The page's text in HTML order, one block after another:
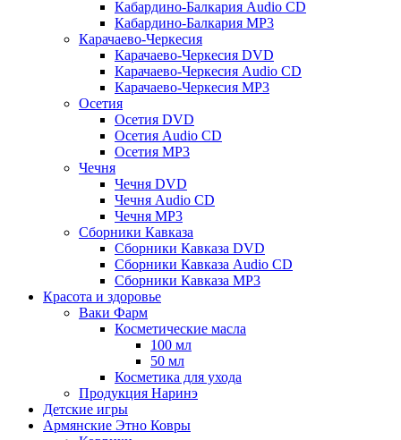
Кабардино-Балкария Audio CD
Кабардино-Балкария MP3
Карачаево-Черкесия
Карачаево-Черкесия DVD
Карачаево-Черкесия Audio CD
Карачаево-Черкесия MP3
Осетия
Осетия DVD
Осетия Audio CD
Осетия MP3
Чечня
Чечня DVD
Чечня Audio CD
Чечня MP3
Сборники Кавказа
Сборники Кавказа DVD
Сборники Кавказа Audio CD
Сборники Кавказа MP3
Красота и здоровье
Ваки Фарм
Косметические масла
100 мл
50 мл
Косметика для ухода
Продукция Наринэ
Детские игры
Армянские Этно Ковры